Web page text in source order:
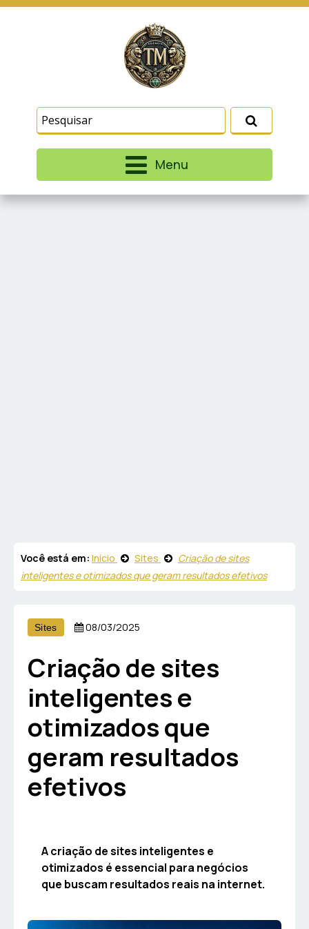
Menu
Você está em: Início Sites
Criação de sites
inteligentes e otimizados que geram resultados efetivos
Sites 08/03/2025
Criação de sites
inteligentes e
otimizados que
geram resultados
efetivos
A criação de sites inteligentes e
otimizados é essencial para negócios
que buscam resultados reais na internet.
similares para lembrar e entender como você usa
nosso site, analisar seu uso de nossos produtos
e serviços, ajudar com nossos esforços de
marketing e fornecer conteúdo de terceiros. Leia
Termos e CondiçõesePolítica de